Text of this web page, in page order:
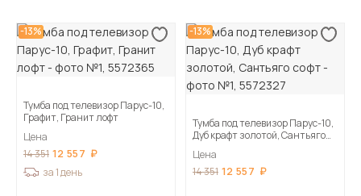
-13%
Тумба под телевизор Парус-10,
Графит, Гранит лофт
Цена
14 351 12 557
за 1 день
-13%
Тумба под телевизор Парус-10,
Дуб крафт золотой, Сантьяго
Цена
14 351 12 557